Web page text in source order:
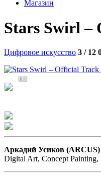
Магазин
Stars Swirl –
Цифровое искусство 3 / 12
112
Аркадий Усиков
Digital Art, Concept Painting,